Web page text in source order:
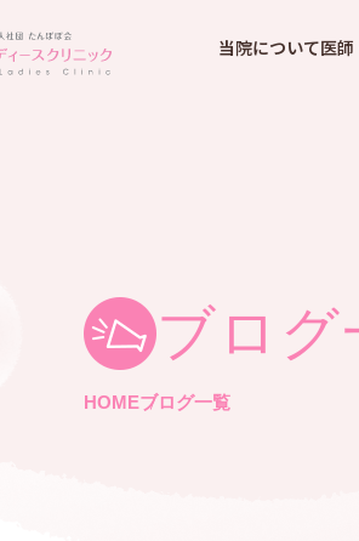
当院について医
ブログ
HOMEブログ一覧